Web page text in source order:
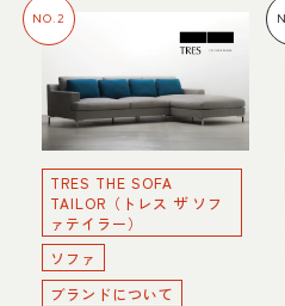
NO.2
TRES THE SOFA
TAILOR（トレス ザ ソフ
ァテイラー）
ソファ
ブランドについて